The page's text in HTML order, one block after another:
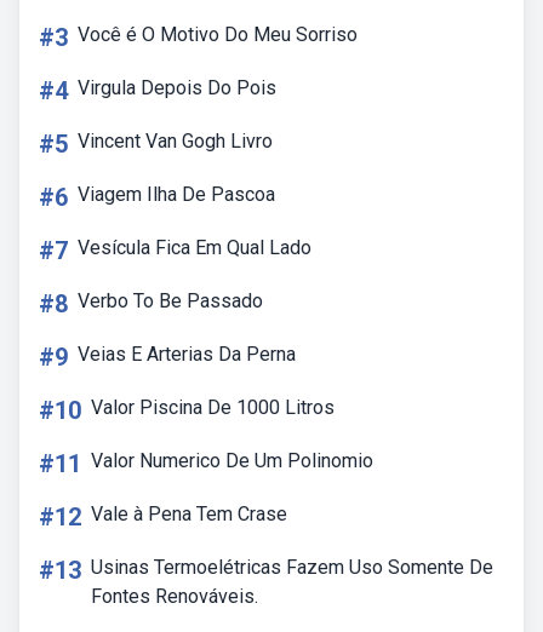
#3 Você é O Motivo Do Meu Sorriso
#4 Virgula Depois Do Pois
#5 Vincent Van Gogh Livro
#6 Viagem Ilha De Pascoa
#7 Vesícula Fica Em Qual Lado
#8 Verbo To Be Passado
#9 Veias E Arterias Da Perna
#10 Valor Piscina De 1000 Litros
#11 Valor Numerico De Um Polinomio
#12 Vale à Pena Tem Crase
#13 Usinas Termoelétricas Fazem Uso Somente De
Fontes Renováveis.